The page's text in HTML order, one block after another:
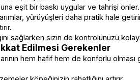
eşit bir baskı uygular ve tahrişi önler.
yürüyüşleri daha pratik hale
sağlarken sizin de kontrolünüzü
Edilmesi Gerekenler
hem hafif hem de konforlu